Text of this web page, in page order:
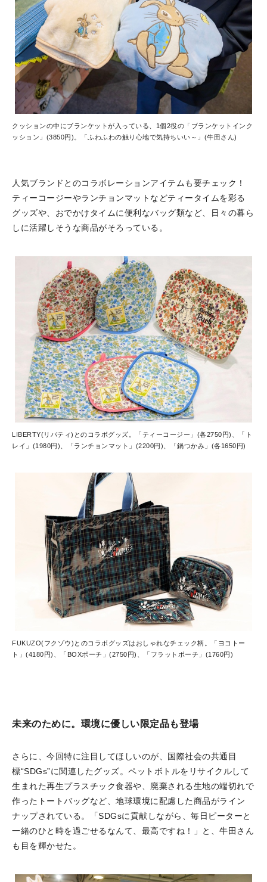
クッションの中にブランケットが入っている、1個2役の「ブランケットインク
ッション」(3850円)。「ふわふわの触り心地で気持ちいい～」(牛田さん)
人気ブランドとのコラボレーションアイテムも要チェック！
ティーコージーやランチョンマットなどティータイムを彩る
グッズや、おでかけタイムに便利なバッグ類など、日々の暮ら
しに活躍しそうな商品がそろっている。
LIBERTY(リバティ)とのコラボグッズ。「ティーコージー」(各2750円)、「ト
レイ」(1980円)、「ランチョンマット」(2200円)、「鍋つかみ」(各1650円)
FUKUZO(フクゾウ)とのコラボグッズはおしゃれなチェック柄。「ヨコトー
ト」(4180円)、「BOXポーチ」(2750円)、「フラットポーチ」(1760円)
未来のために。環境に優しい限定品も登場
さらに、今回特に注目してほしいのが、国際社会の共通目
標“SDGs”に関連したグッズ。ペットボトルをリサイクルして
生まれた再生プラスチック食器や、廃棄される生地の端切れで
作ったトートバッグなど、地球環境に配慮した商品がライン
ナップされている。「SDGsに貢献しながら、毎日ピーターと
一緒のひと時を過ごせるなんて、最高ですね！」と、牛田さん
も目を輝かせた。